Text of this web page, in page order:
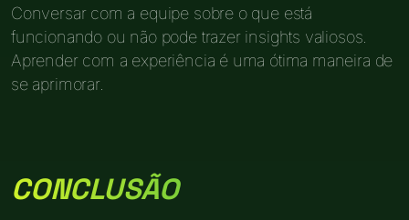
Conversar com a equipe sobre o que está
funcionando ou não pode trazer insights valiosos.
Aprender com a experiência é uma ótima maneira de
se aprimorar.
CONCLUSÃO